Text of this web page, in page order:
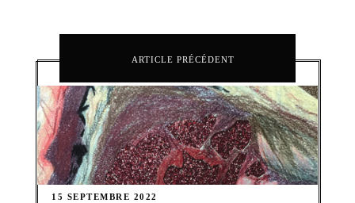
ARTICLE PRÉCÉDENT
15 SEPTEMBRE 2022